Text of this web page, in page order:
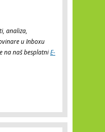
analiza,
u Inboxu
na naš besplatniE-